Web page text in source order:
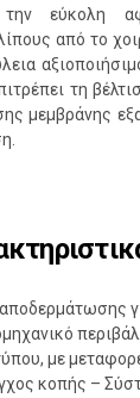
την εύκολη
από το
τη
μεμβράνης
με
κοπής –